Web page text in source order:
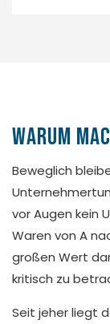
Warum
Beweglich
vor Augen kein
Waren von A
großen Wert
kritisch zu
Seit jeher liegt